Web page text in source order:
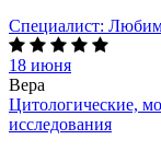
Специалист:
18 июня
Вера
Цитологические,
исследования